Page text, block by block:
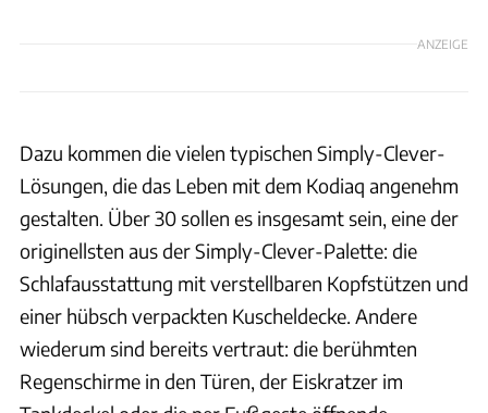
ANZEIGE
Dazu kommen die vielen typischen Simply-Clever-
Lösungen, die das Leben mit dem Kodiaq angenehm
gestalten. Über 30 sollen es insgesamt sein, eine der
originellsten aus der Simply-Clever-Palette: die
Schlafausstattung mit verstellbaren Kopfstützen und
einer hübsch verpackten Kuscheldecke. Andere
wiederum sind bereits vertraut: die berühmten
Regenschirme in den Türen, der Eiskratzer im